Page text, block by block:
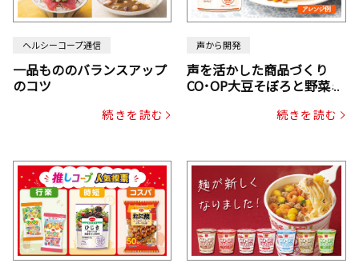
ヘルシーコープ通信
一品もののバランスアップ
のコツ
続きを読む
声から開発
声を活かした商品づくり
CO･OP大豆そぼろと野菜ミ
じん・コーン入り）続きを読む